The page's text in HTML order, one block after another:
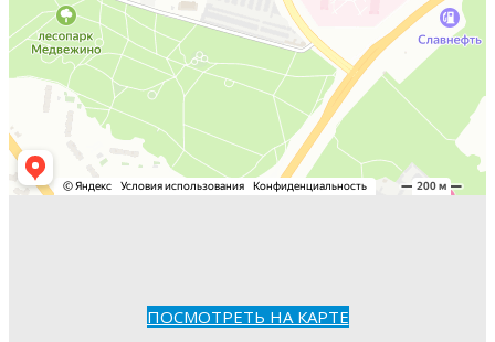
ПОСМОТРЕТЬ НА КАРТЕ